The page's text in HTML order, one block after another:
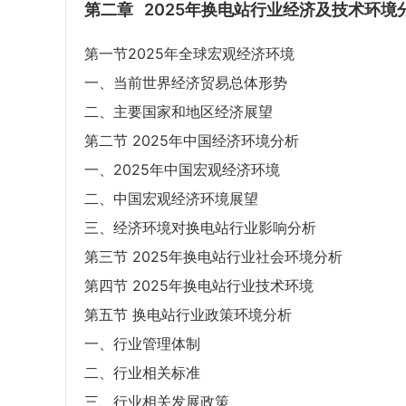
第二章 2025年换电站行业经济及技术环境
第一节2025年全球宏观经济环境
一、当前世界经济贸易总体形势
二、主要国家和地区经济展望
第二节 2025年中国经济环境分析
一、2025年中国宏观经济环境
二、中国宏观经济环境展望
三、经济环境对换电站行业影响分析
第三节 2025年换电站行业社会环境分析
第四节 2025年换电站行业技术环境
第五节 换电站行业政策环境分析
一、行业管理体制
二、行业相关标准
三、行业相关发展政策